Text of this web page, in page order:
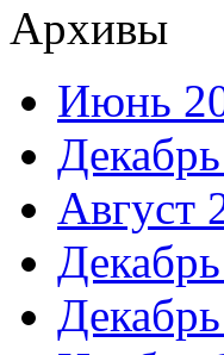
Архивы
Июнь
Август